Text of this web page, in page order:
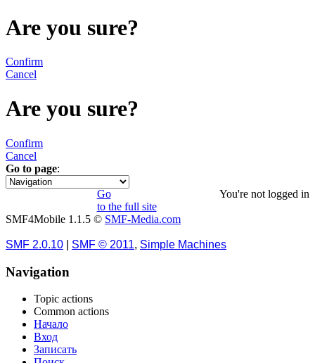
Are you sure?
Confirm
Cancel
Are you sure?
Confirm
Cancel
Go to page:
1
You're not logged in
Go
to the full site
SMF4Mobile 1.1.5 © SMF-Media.com
SMF 2.0.10 SMF © 2011, Simple Machines
Navigation
Topic actions
Common actions
Начало
Вход
Записать